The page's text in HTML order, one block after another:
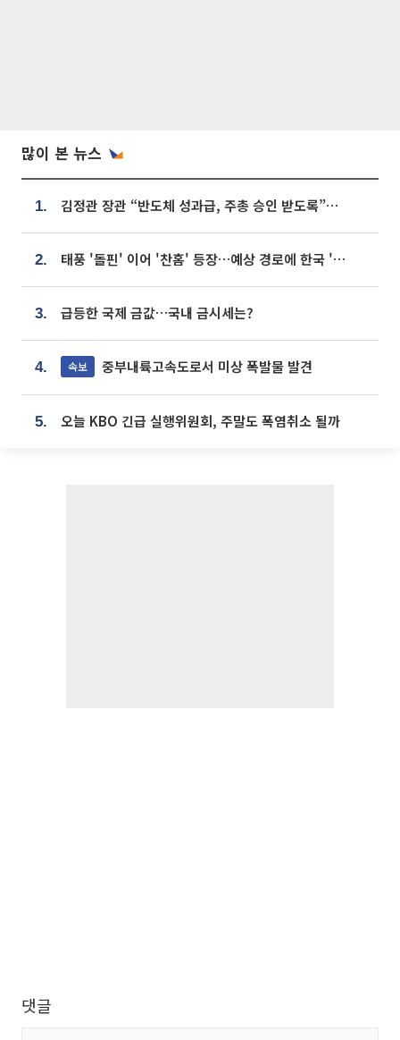
많이 본 뉴스
1. 김정관 장관 “반도체 성과급, 주총 승인 받도록”…상법·자본시장법 개정 시사
2. 태풍 '돌핀' 이어 '찬홈' 등장…예상 경로에 한국 '한숨'
3. 급등한 국제 금값…국내 금시세는?
4. 속보 중부내륙고속도로서 미상 폭발물 발견
5. 오늘 KBO 긴급 실행위원회, 주말도 폭염취소 될까
댓글